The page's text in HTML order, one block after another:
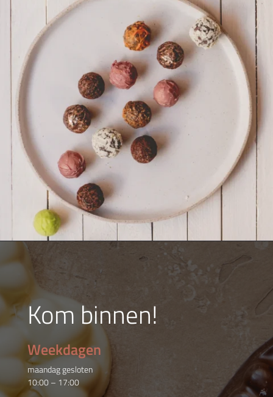
Kom binnen!
Weekdagen
maandag gesloten
10:00 – 17:00